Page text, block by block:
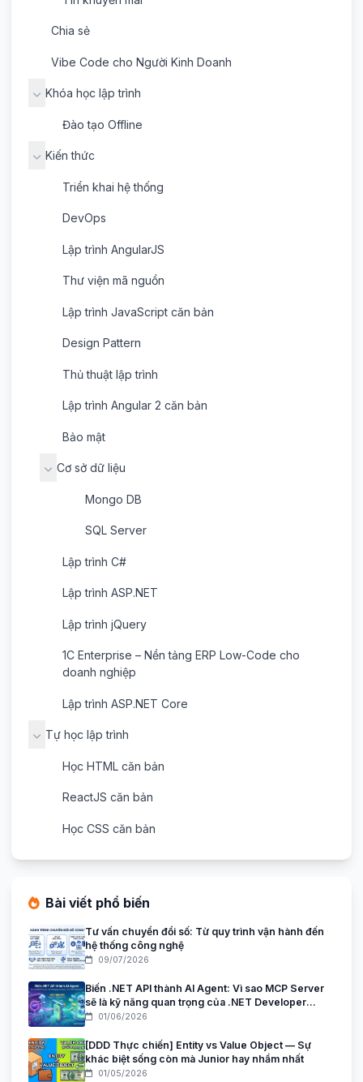
Chia sẻ
Vibe Code cho Người Kinh Doanh
Khóa học lập trình
Đào tạo Offline
Kiến thức
Triển khai hệ thống
DevOps
Lập trình AngularJS
Thư viện mã nguồn
Lập trình JavaScript căn bản
Design Pattern
Thủ thuật lập trình
Lập trình Angular 2 căn bản
Bảo mật
Cơ sở dữ liệu
Mongo DB
SQL Server
Lập trình C#
Lập trình ASP.NET
Lập trình jQuery
1C Enterprise – Nền tảng ERP Low-Code cho
doanh nghiệp
Lập trình ASP.NET Core
Tự học lập trình
Học HTML căn bản
ReactJS căn bản
Học CSS căn bản
Bài viết phổ biến
Tư vấn chuyển đổi số: Từ quy trình vận hành đến
hệ thống công nghệ
09/07/2026
Biến .NET API thành AI Agent: Vì sao MCP Server
sẽ là kỹ năng quan trọng của .NET Developer
trong giai đoạn AI Agent?
01/06/2026
[DDD Thực chiến] Entity vs Value Object — Sự
khác biệt sống còn mà Junior hay nhầm nhất
01/05/2026